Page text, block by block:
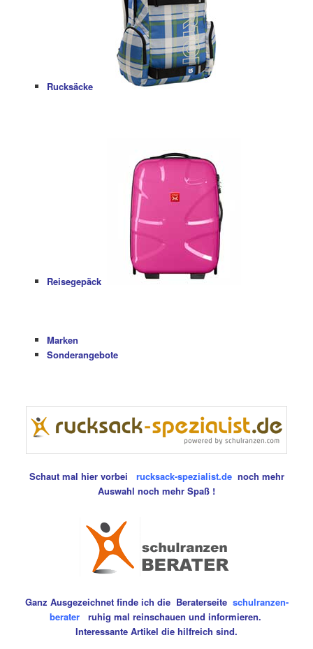
Rucksäcke
Reisegepäck
Marken
Sonderangebote
Schaut mal hier vorbei rucksack-spezialist.denoch mehr
Auswahl noch mehr Spaß !
Ganz Ausgezeichnet finde ich die Beraterseite schulranzen-
berater
ruhig mal reinschauen und informieren.
Interessante Artikel die hilfreich sind.